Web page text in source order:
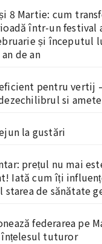
8 Martie: cum
într-un festival
și începutul
de an
pentru vertij
si
la gustări
prețul nu mai
Iată cum îți
de sănătate
federarea pe
tuturor